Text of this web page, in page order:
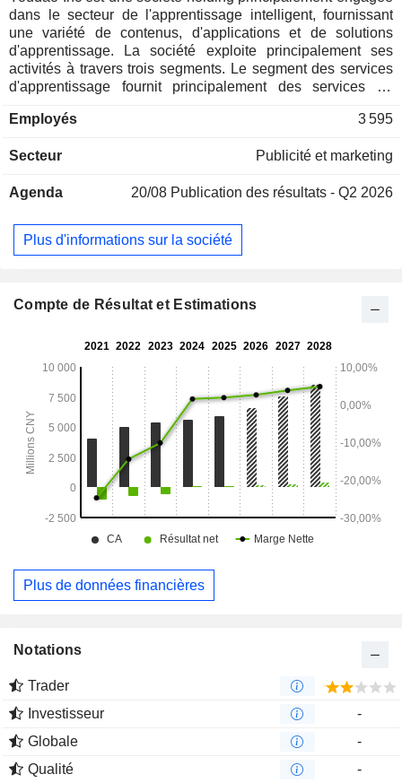
dans le secteur de l'apprentissage intelligent, fournissant
une variété de contenus, d'applications et de solutions
d'apprentissage. La société exploite principalement ses
activités à travers trois segments. Le segment des services
d'apprentissage fournit principalement des services de
d'ingénierie, d'arts et de mathématiques (STEAM), et des
Youdao Lingshi, Youdao Literature, Youdao Premium
MOOC, entre autres. Le segment des appareils intelligents
intelligents, tels que le stylo dictionnaire Youdao, le pod
d'écoute Youdao et le bloc d'apprentissage intelligent
Learning Terminal, Youdao Smart Cloud et Youdao Sports.
performance et des services de publicité de marque.
Employés 3 595
Secteur Publicité et marketing
Agenda 20/08 Publication des résultats - Q2 2026
Plus d'informations sur la société
Compte de Résultat et Estimations
Plus de données financières
Notations
Trader
Investisseur
-
Globale
-
Qualité
-